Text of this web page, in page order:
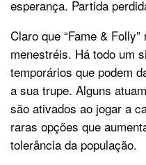
esperança. Partida
Claro que “Fame &
menestréis. Há todo um
temporários que podem
a sua trupe. Alguns
são ativados ao jogar a
raras opções que
tolerância da população.